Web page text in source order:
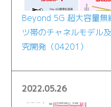
Beyond 5G 超大容量無
ツ帯のチャネルモデル
究開発（04201）
2022.05.26